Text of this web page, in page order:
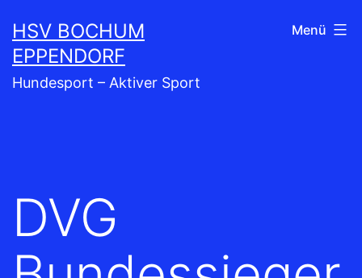
Inhalt
springen
HSV BOCHUM
EPPENDORF
Hundesport – Aktiver Sport
Menü
DVG